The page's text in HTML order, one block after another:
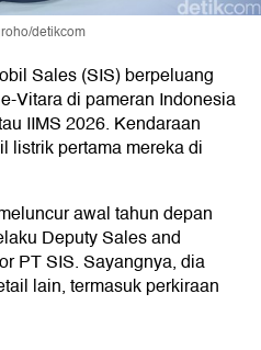
detikcom
Sales (SIS) berpeluang
Vitara di pameran Indonesia
IIMS 2026. Kendaraan
listrik pertama mereka di
awal tahun depan
Deputy Sales and
PT SIS. Sayangnya, dia
lain, termasuk perkiraan